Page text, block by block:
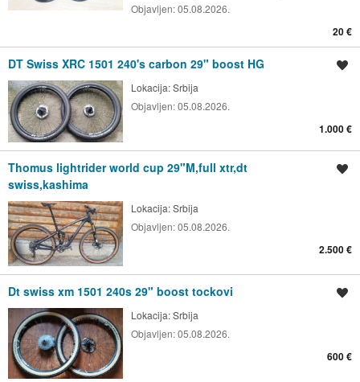
Objavljen:05.08.2026.
20 €
DT Swiss XRC 1501 240's carbon 29" boost HG
Lokacija:Srbija
Objavljen:05.08.2026.
1.000 €
Thomus lightrider world cup 29"M,full xtr,dt
swiss,kashima
Lokacija:Srbija
Objavljen:05.08.2026.
2.500 €
Dt swiss xm 1501 240s 29" boost tockovi
Lokacija:Srbija
Objavljen:05.08.2026.
600 €